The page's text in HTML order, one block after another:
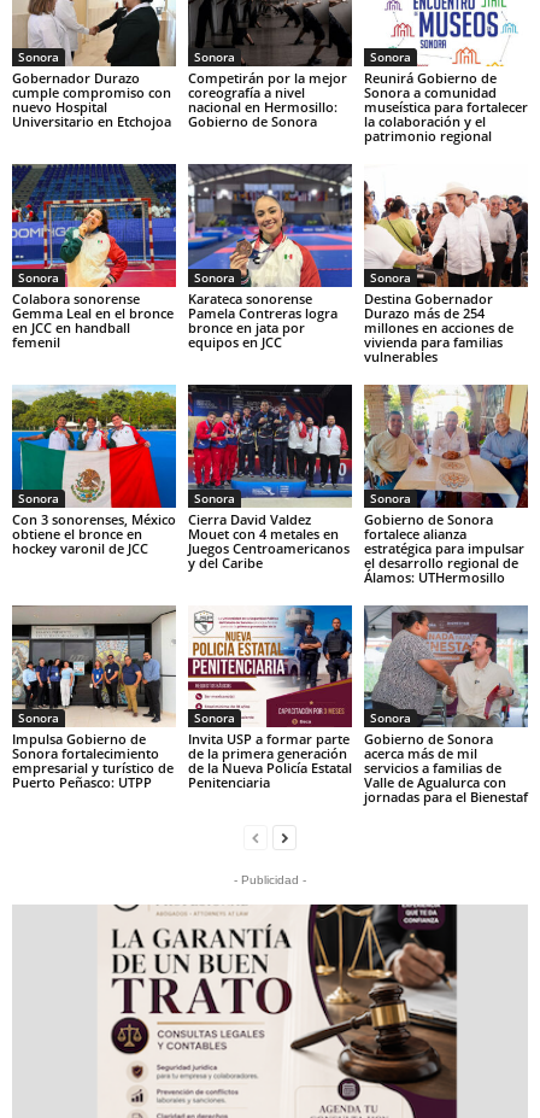
Sonora
Gobernador Durazo
cumple compromiso con
nuevo Hospital
Universitario en Etchojoa
Sonora
Competirán por la mejor
coreografía a nivel
nacional en Hermosillo:
Gobierno de Sonora
Sonora
Reunirá Gobierno de
Sonora a comunidad
museística para fortalecer
la colaboración y el
patrimonio regional
Sonora
Colabora sonorense
Gemma Leal en el bronce
en JCC en handball
femenil
Sonora
Karateca sonorense
Pamela Contreras logra
bronce en jata por
equipos en JCC
Sonora
Destina Gobernador
Durazo más de 254
millones en acciones de
vivienda para familias
vulnerables
Sonora
Con 3 sonorenses, México
obtiene el bronce en
hockey varonil de JCC
Sonora
Cierra David Valdez
Mouet con 4 metales en
Juegos Centroamericanos
y del Caribe
Sonora
Gobierno de Sonora
fortalece alianza
estratégica para impulsar
el desarrollo regional de
Álamos: UTHermosillo
Sonora
Impulsa Gobierno de
Sonora fortalecimiento
empresarial y turístico de
Puerto Peñasco: UTPP
Sonora
Invita USP a formar parte
de la primera generación
de la Nueva Policía Estatal
Penitenciaria
Sonora
Gobierno de Sonora
acerca más de mil
servicios a familias de
Valle de Agualurca con
jornadas para el Bienestaf
- Publicidad -